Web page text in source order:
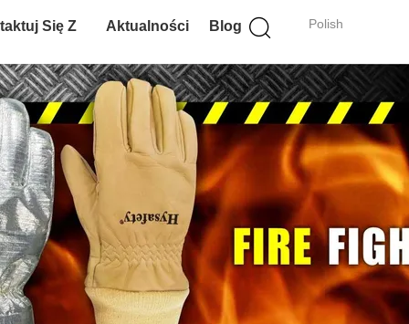
Polish
Się Z Aktualności Blog